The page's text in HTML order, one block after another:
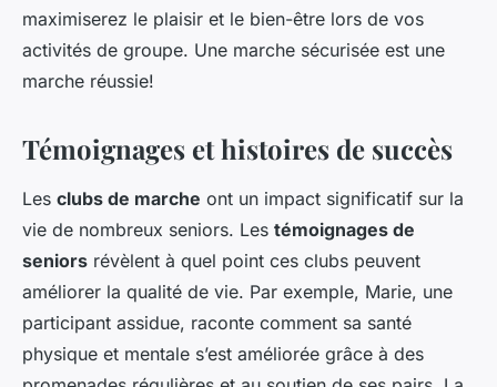
maximiserez le plaisir et le bien-être lors de vos
activités de groupe. Une marche sécurisée est une
marche réussie!
Témoignages et histoires de succès
Les clubs de marche ont un impact significatif sur la
vie de nombreux seniors. Les témoignages de
seniors révèlent à quel point ces clubs peuvent
améliorer la qualité de vie. Par exemple, Marie, une
participant assidue, raconte comment sa santé
physique et mentale s’est améliorée grâce à des